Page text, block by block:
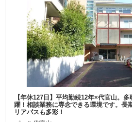
【年休127日】平均勤続12年×代官山。
躍！相談業務に専念できる環境です。長
リアパスも多彩！